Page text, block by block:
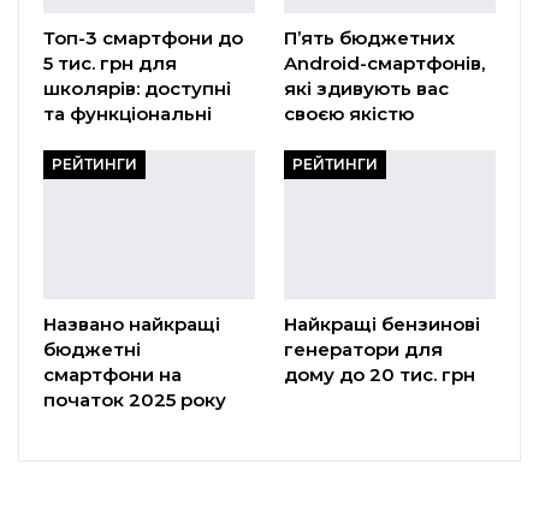
Топ-3 смартфони до
5 тис. грн для
школярів: доступні
та функціональні
П’ять бюджетних
Android-смартфонів,
які здивують вас
своєю якістю
РЕЙТИНГИ
Названо найкращі
бюджетні
смартфони на
початок 2025 року
РЕЙТИНГИ
Найкращі бензинові
генератори для
дому до 20 тис. грн